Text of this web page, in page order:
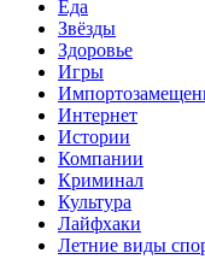
Еда
Звёзды
Здоровье
Игры
Интернет
Истории
Компании
Криминал
Культура
Лайфхаки
Летние виды